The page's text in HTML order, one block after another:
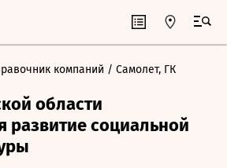
компаний / Самолет, ГК
области
развитие социальной